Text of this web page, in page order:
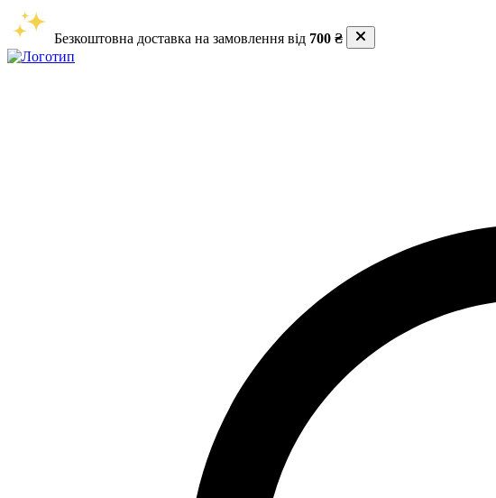
Безкоштовна доставка на замовлення від 700 ₴